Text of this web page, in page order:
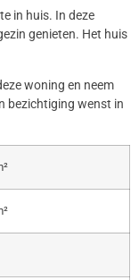
in huis. In deze
genieten. Het huis
woning en neem
bezichtiging wenst in